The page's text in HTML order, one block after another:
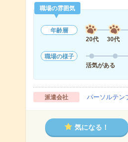
職場の雰囲気
年齢層
20代
30代
職場の様子
活気がある
派遣会社 パーソルテン
気になる！